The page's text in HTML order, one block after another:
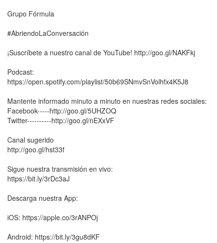
Grupo Fórmula
#AbriendoLaConversación
¡Suscríbete a nuestro canal de YouTube! http://goo.gl/NAKFkj
Podcast:
https://open.spotify.com/playlist/50b69SNmvSnVolhfx4K5J8
Mantente informado minuto a minuto en nuestras redes sociales:
Facebook-----http://goo.gl/5UHZOQ
Twitter----------http://goo.gl/nEXxVF
Canal sugerido
http://goo.gl/hst33f
Sigue nuestra transmisión en vivo:
https://bit.ly/3rDc3aJ
Descarga nuestra App:
iOS: https://apple.co/3rANPOj
Android: https://bit.ly/3gu8dKF